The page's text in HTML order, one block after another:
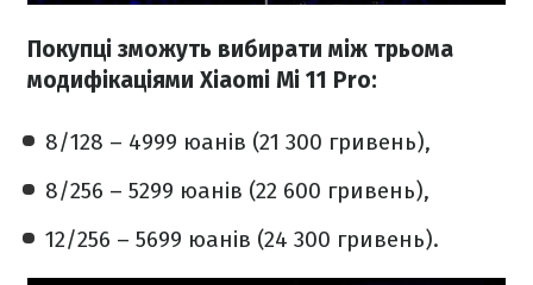
Покупці зможуть вибирати між трьома
модифікаціями Xiaomi Mi 11 Pro:
8/128 – 4999 юанів (21 300 гривень),
8/256 – 5299 юанів (22 600 гривень),
12/256 – 5699 юанів (24 300 гривень).